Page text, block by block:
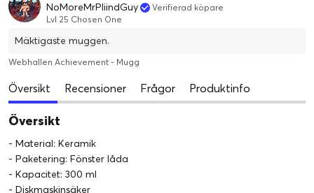
NoMoreMrPliindGuy
Verifierad köpare
Lvl 25 Chosen One
Mäktigaste muggen.
Webhallen Achievement - Mugg
Översikt Recensioner Frågor Produktinfo
Översikt
- Material: Keramik
- Paketering: Fönster låda
- Kapacitet: 300 ml
- Diskmaskinsäker